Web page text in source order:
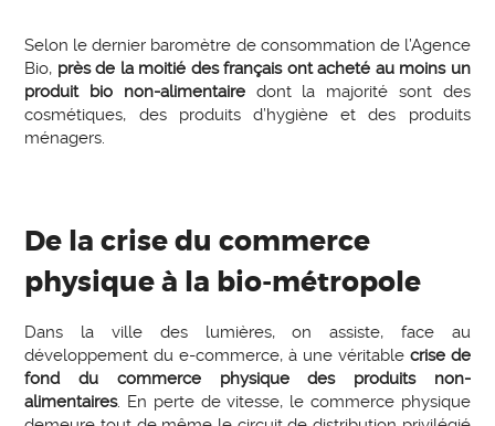
Selon le dernier baromètre de consommation de l’Agence
Bio, près de la moitié des français ont acheté au moins un
produit bio non-alimentairedont la majorité sont des
cosmétiques, des produits d’hygiène et des produits
ménagers.
De la crise du commerce
physique à la bio-métropole
Dans la ville des lumières, on assiste, face au
développement du e-commerce, à une véritable crise de
fond du commerce physique des produits non-
alimentaires. En perte de vitesse, le commerce physique